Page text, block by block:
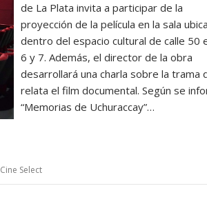
de La Plata invita a participar de la
proyección de la película en la sala
dentro del espacio cultural de calle 50
6 y 7. Además, el director de la obra
desarrollará una charla sobre la trama
relata el film documental. Según se
“Memorias de Uchuraccay”…
Cine Select